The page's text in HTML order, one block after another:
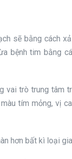
sẽ bằng cách
bệnh tim bằng
vai trò trung tâm
tím mỏng, vị
hơn bất kì loại